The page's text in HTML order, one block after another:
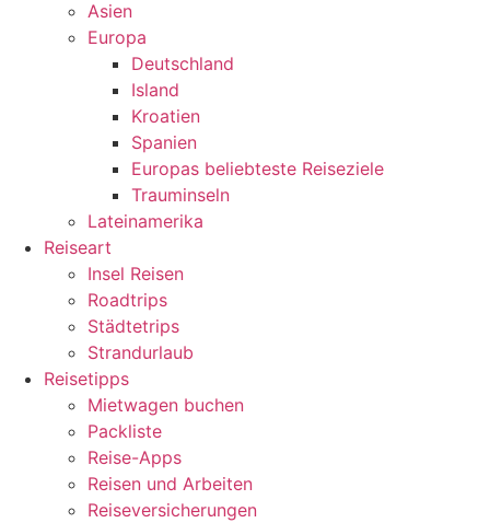
Asien
Europa
Deutschland
Island
Kroatien
Spanien
Europas beliebteste Reiseziele
Trauminseln
Lateinamerika
Reiseart
Insel Reisen
Roadtrips
Städtetrips
Strandurlaub
Reisetipps
Mietwagen buchen
Packliste
Reise-Apps
Reisen und Arbeiten
Reiseversicherungen